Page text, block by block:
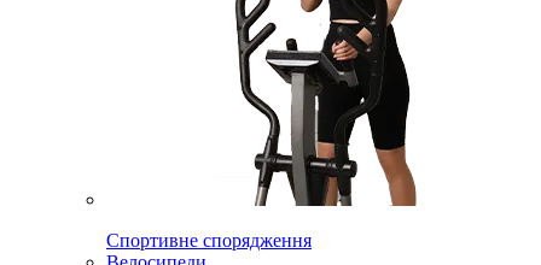
Спортивне спорядження